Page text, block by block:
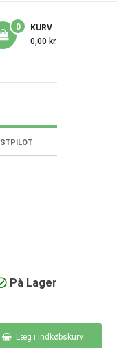
KURV
0
0,00 kr.
På Lager
Læg i indkøbskurv